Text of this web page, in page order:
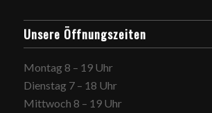
Unsere Öffnungszeiten
Montag 8 – 19 Uhr
Dienstag 7 – 18 Uhr
Mittwoch 8 – 19 Uhr